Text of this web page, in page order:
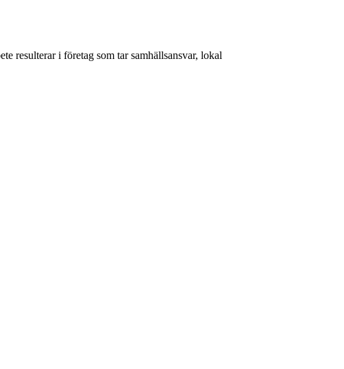
resulterar i företag som tar samhällsansvar, lokal